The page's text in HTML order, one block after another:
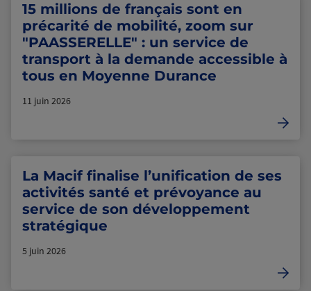
15 millions de français sont en
précarité de mobilité, zoom sur
"PAASSERELLE" : un service de
transport à la demande accessible à
tous en Moyenne Durance
11 juin 2026
La Macif finalise l’unification de ses
activités santé et prévoyance au
service de son développement
stratégique
5 juin 2026